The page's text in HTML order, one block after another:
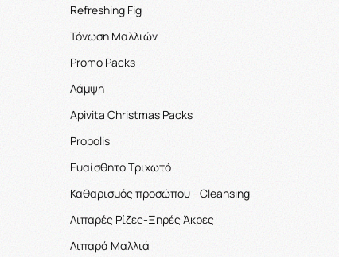
Refreshing Fig
Τόνωση Μαλλιών
Promo Packs
Λάμψη
Apivita Christmas Packs
Propolis
Ευαίσθητο Τριχωτό
Καθαρισμός προσώπου - Cleansing
Λιπαρές Ρίζες-Ξηρές Άκρες
Λιπαρά Μαλλιά